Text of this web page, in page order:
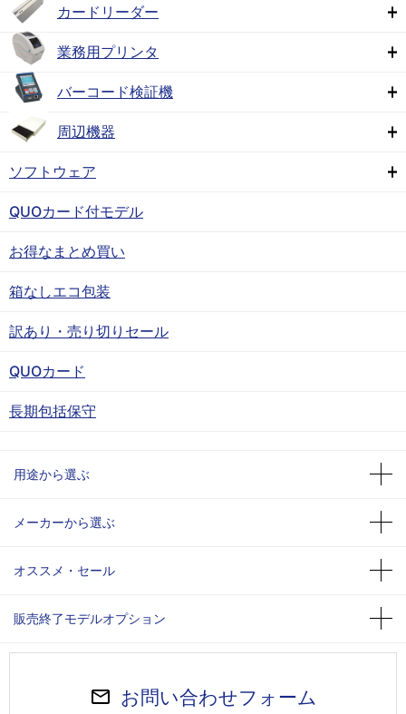
カードリーダー
業務用プリンタ
バーコード検証機
周辺機器
ソフトウェア
QUOカード付モデル
お得なまとめ買い
箱なしエコ包装
訳あり・売り切りセール
QUOカード
長期包括保守
用途から選ぶ
メーカーから選ぶ
オススメ・セール
販売終了モデルオプション
お問い合わせフォーム